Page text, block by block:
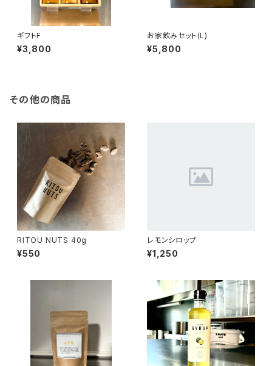
ギフトF
¥3,800
お家飲みセット(L)
¥5,800
その他の商品
RITOU NUTS 40g
¥550
レモンシロップ
¥1,250